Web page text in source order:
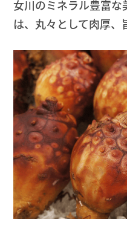
女川のミネラル豊富
は、丸々として肉厚、